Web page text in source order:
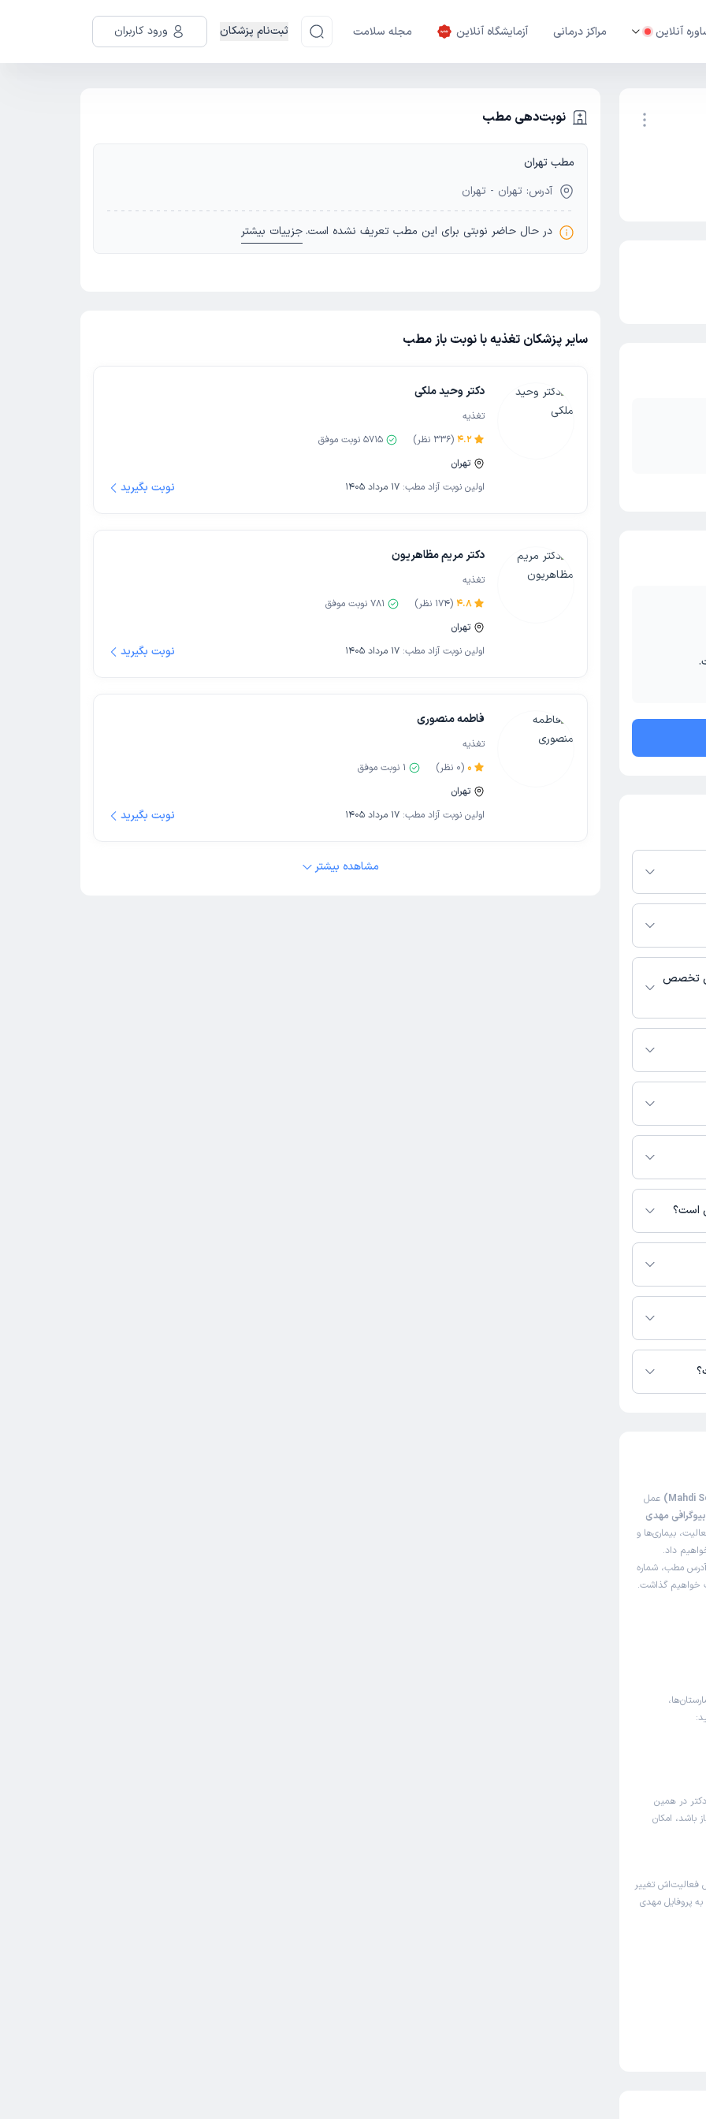
آنلاین مراکز درمانی آزمایشگاه آنلاین مجله سلامت ثبت‌نام پزشکان ورود کاربران
نوبت‌دهی مطب
مطب تهران
آدرس: تهران - تهران
در حال حاضر نوبتی برای این مطب تعریف نشده است. جزییات بیشتر
سایر پزشکان تغذیه با نوبت باز مطب
دکتر وحید ملکی
تغذیه
4.2
(
336 نظر) 5715 نوبت موفق
تهران
اولین نوبت آزاد مطب: 17 مرداد 1405 نوبت بگیرید
دکتر مریم مظاهریون
تغذیه
4.8
(
174 نظر) 781 نوبت موفق
تهران
اولین نوبت آزاد مطب: 17 مرداد 1405 نوبت بگیرید
فاطمه منصوری
تغذیه
0
(
0 نظر) 1 نوبت موفق
تهران
اولین نوبت آزاد مطب: 17 مرداد 1405 نوبت بگیرید
مشاهده بیشتر
دکترتو باشند،
بودن پروفایل
برنامه حضور
پزشکی و
تخصص
می‌کنند.
صفحه ثبت
است؟
نیست.
در دسترس نیست.
عمل
بیوگرافی مهدی
بیماری‌ها و
داد.
مطب، شماره
خواهیم گذاشت.
در همین
باشد، امکان
تغییر
پروفایل مهدی